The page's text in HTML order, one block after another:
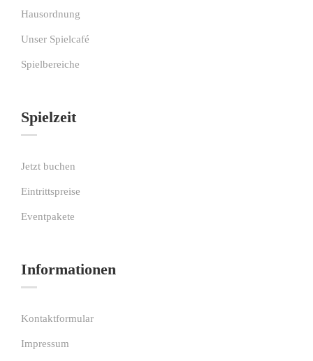
Hausordnung
Unser Spielcafé
Spielbereiche
Spielzeit
Jetzt buchen
Eintrittspreise
Eventpakete
Informationen
Kontaktformular
Impressum